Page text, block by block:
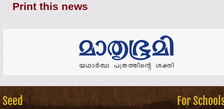
Print this news
Seed For